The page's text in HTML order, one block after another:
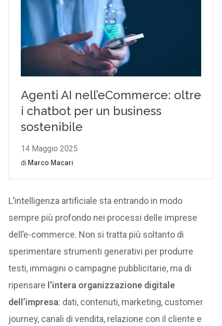
L’intelligenza artificiale sta entrando in modo
sempre più profondo nei processi delle imprese
dell’e-commerce. Non si tratta più soltanto di
sperimentare strumenti generativi per produrre
testi, immagini o campagne pubblicitarie, ma di
ripensare l’intera organizzazione digitale
dell’impresa: dati, contenuti, marketing, customer
journey, canali di vendita, relazione con il cliente e